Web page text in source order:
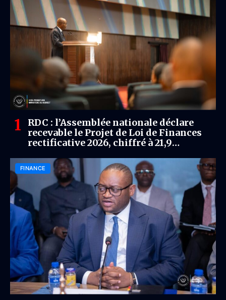
RDC : l’Assemblée nationale déclare
recevable le Projet de Loi de Finances
rectificative 2026, chiffré à 21,9
FINANCE